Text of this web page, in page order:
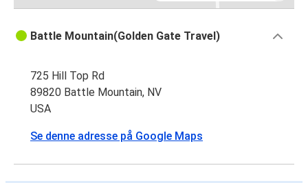
Battle Mountain(Golden Gate Travel)
725 Hill Top Rd
89820 Battle Mountain, NV
USA
Se denne adresse på Google Maps